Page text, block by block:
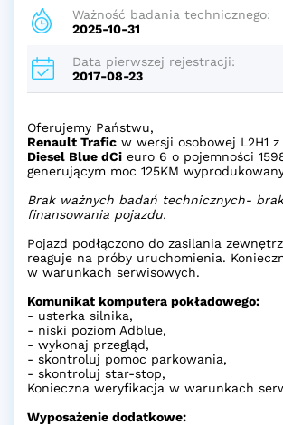
Ważność badania technicznego:
2025-10-31
Data pierwszej rejestracji:
2017-08-23
Oferujemy Państwu,
Renault Trafic w wersji osobowej L2H1
Diesel Blue dCi euro 6 o pojemności
generującym moc 125KM
Brak ważnych badań technicznych-
finansowania pojazdu.
Pojazd podłączono do zasilania
reaguje na próby uruchomienia.
w warunkach serwisowych.
Komunikat komputera pokładowego:
- usterka silnika,
- niski poziom Adblue,
- wykonaj przegląd,
- skontroluj pomoc parkowania,
- skontroluj star-stop,
Konieczna weryfikacja w warunkach
Wyposażenie dodatkowe: